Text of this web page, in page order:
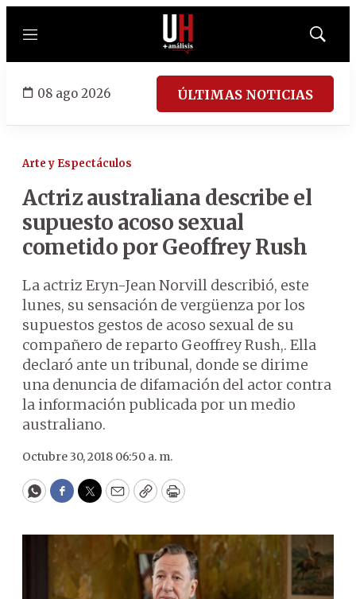
Menú
Mostrar
08 ago 2026 ÚLTIMAS NOTICIAS
Arte y Espectáculos
Actriz australiana describe el
supuesto acoso sexual
cometido por Geoffrey Rush
La actriz Eryn-Jean Norvill describió, este
lunes, su sensación de vergüenza por los
supuestos gestos de acoso sexual de su
compañero de reparto Geoffrey Rush,. Ella
declaró ante un tribunal, donde se dirime
una denuncia de difamación del actor contra
la información publicada por un medio
australiano.
Octubre 30, 2018 06:50 a. m.
WhatsApp
Facebook
Twitter
EmailCopyPrint